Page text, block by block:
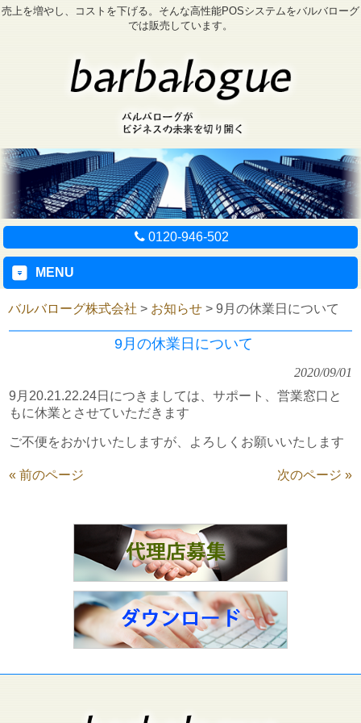
売上を増やし、コストを下げる。そんな高性能POSシステムをバルバローグ
では販売しています。
0120-946-502
MENU
バルバローグ株式会社 > お知らせ > 9月の休業日について
9月の休業日について
2020/09/01
9月20.21.22.24日につきましては、サポート、営業窓口と
もに休業とさせていただきます
ご不便をおかけいたしますが、よろしくお願いいたします
« 前のページ 次のページ »